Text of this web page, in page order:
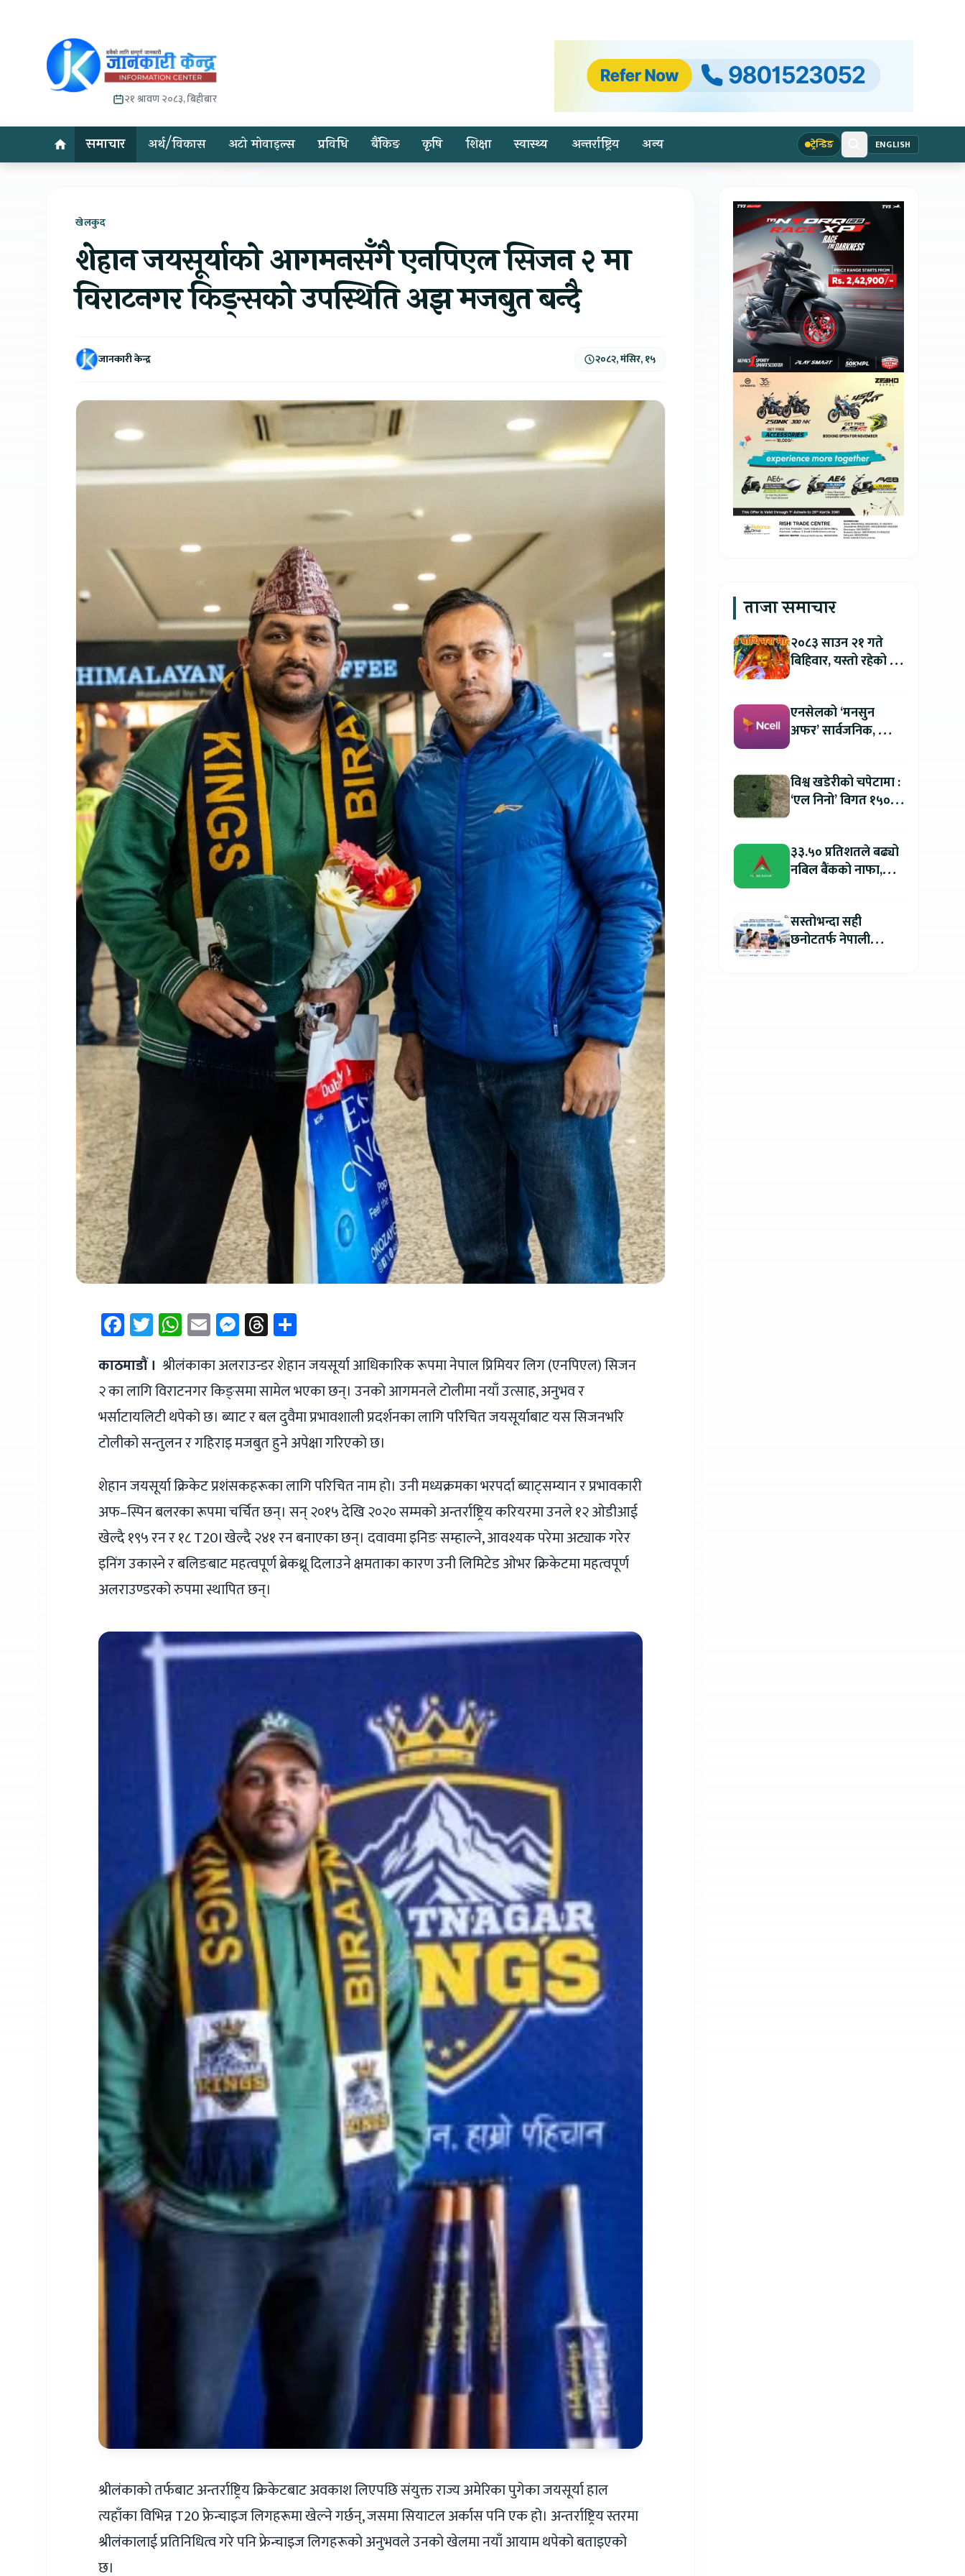
२१ श्रावण २०८३, बिहीबार
समाचार अर्थ/विकास अटो मोवाइल्स प्रविधि बैंकिङ कृषि शिक्षा स्वास्थ्य अन्तर्राष्ट्रिय अन्य ट्रेन्डिङ ENGLISH
खेलकुद
शेहान जयसूर्याको आगमनसॅंगै एनपिएल सिजन २ मा
विराटनगर किङ्सको उपस्थिति अझ मजबुत बन्दै
जानकारी केन्द्र २०८२, मंसिर, १५
Facebook
Twitter
WhatsApp
EmailMessenger
Threads
काठमाडौं । श्रीलंकाका अलराउन्डर शेहान जयसूर्या आधिकारिक रूपमा नेपाल प्रिमियर लिग (एनपिएल) सिजन
२ का लागि विराटनगर किङ्समा सामेल भएका छन्। उनको आगमनले टोलीमा नयाँ उत्साह, अनुभव र
भर्साटायलिटी थपेको छ। ब्याट र बल दुवैमा प्रभावशाली प्रदर्शनका लागि परिचित जयसूर्याबाट यस सिजनभरि
टोलीको सन्तुलन र गहिराइ मजबुत हुने अपेक्षा गरिएको छ।
शेहान जयसूर्या क्रिकेट प्रशंसकहरूका लागि परिचित नाम हो। उनी मध्यक्रमका भरपर्दा ब्याट्सम्यान र प्रभावकारी
अफ–स्पिन बलरका रूपमा चर्चित छन्। सन् २०१५ देखि २०२० सम्मको अन्तर्राष्ट्रिय करियरमा उनले १२ ओडीआई
खेल्दै १९५ रन र १८ T20I खेल्दै २४१ रन बनाएका छन्। दवावमा इनिङ सम्हाल्ने, आवश्यक परेमा अट्याक गरेर
इनिंग उकास्ने र बलिङबाट महत्वपूर्ण ब्रेकथ्रू दिलाउने क्षमताका कारण उनी लिमिटेड ओभर क्रिकेटमा महत्वपूर्ण
अलराउण्डरको रुपमा स्थापित छन्।
श्रीलंकाको तर्फबाट अन्तर्राष्ट्रिय क्रिकेटबाट अवकाश लिएपछि संयुक्त राज्य अमेरिका पुगेका जयसूर्या हाल
त्यहाँका विभिन्न T20 फ्रेन्चाइज लिगहरूमा खेल्ने गर्छन्, जसमा सियाटल अर्कास पनि एक हो। अन्तर्राष्ट्रिय स्तरमा
श्रीलंकालाई प्रतिनिधित्व गरे पनि फ्रेन्चाइज लिगहरूको अनुभवले उनको खेलमा नयाँ आयाम थपेको बताइएको
छ।
ताजा समाचार
२०८३ साउन २१ गते
बिहिवार, यस्तो रहेको छ
एनसेलको ‘मनसुन
अफर’ सार्वजनिक, सिम
विश्व खडेरीको चपेटामा :
‘एल निनो’ विगत १५०
३३.५० प्रतिशतले बढ्यो
नबिल बैंकको नाफा,
सस्तोभन्दा सही
छनोटतर्फ नेपाली